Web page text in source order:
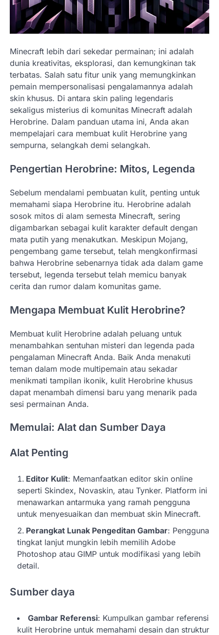
Minecraft lebih dari sekedar permainan; ini adalah
dunia kreativitas, eksplorasi, dan kemungkinan tak
terbatas. Salah satu fitur unik yang memungkinkan
pemain mempersonalisasi pengalamannya adalah
skin khusus. Di antara skin paling legendaris
sekaligus misterius di komunitas Minecraft adalah
Herobrine. Dalam panduan utama ini, Anda akan
mempelajari cara membuat kulit Herobrine yang
sempurna, selangkah demi selangkah.
Pengertian Herobrine: Mitos, Legenda
Sebelum mendalami pembuatan kulit, penting untuk
memahami siapa Herobrine itu. Herobrine adalah
sosok mitos di alam semesta Minecraft, sering
digambarkan sebagai kulit karakter default dengan
mata putih yang menakutkan. Meskipun Mojang,
pengembang game tersebut, telah mengkonfirmasi
bahwa Herobrine sebenarnya tidak ada dalam game
tersebut, legenda tersebut telah memicu banyak
cerita dan rumor dalam komunitas game.
Mengapa Membuat Kulit Herobrine?
Membuat kulit Herobrine adalah peluang untuk
menambahkan sentuhan misteri dan legenda pada
pengalaman Minecraft Anda. Baik Anda menakuti
teman dalam mode multipemain atau sekadar
menikmati tampilan ikonik, kulit Herobrine khusus
dapat menambah dimensi baru yang menarik pada
sesi permainan Anda.
Memulai: Alat dan Sumber Daya
Alat Penting
Editor Kulit: Memanfaatkan editor skin online
seperti Skindex, Novaskin, atau Tynker. Platform ini
menawarkan antarmuka yang ramah pengguna
untuk menyesuaikan dan membuat skin Minecraft.
Perangkat Lunak Pengeditan Gambar: Pengguna
tingkat lanjut mungkin lebih memilih Adobe
Photoshop atau GIMP untuk modifikasi yang lebih
detail.
Sumber daya
Gambar Referensi: Kumpulkan gambar referensi
kulit Herobrine untuk memahami desain dan struktur